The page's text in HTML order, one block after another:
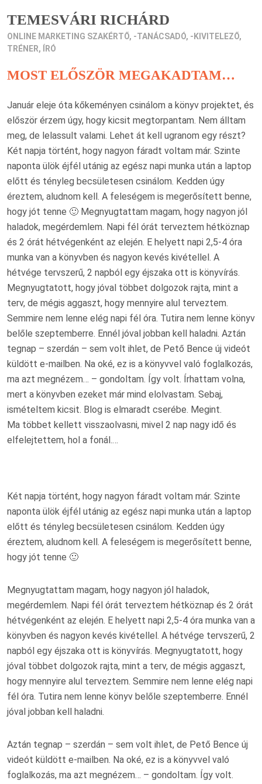
TEMESVÁRI RICHÁRD
ONLINE MARKETING SZAKÉRTŐ, -TANÁCSADÓ, -KIVITELEZŐ,
TRÉNER, ÍRÓ
MOST ELŐSZÖR MEGAKADTAM…
Január eleje óta kőkeményen csinálom a könyv projektet, és
először érzem úgy, hogy kicsit megtorpantam. Nem álltam
meg, de lelassult valami. Lehet át kell ugranom egy részt?
Két napja történt, hogy nagyon fáradt voltam már. Szinte
naponta ülök éjfél utánig az egész napi munka után a laptop
előtt és tényleg becsületesen csinálom. Kedden úgy
éreztem, aludnom kell. A feleségem is megerősített benne,
hogy jót tenne 🙂 Megnyugtattam magam, hogy nagyon jól
haladok, megérdemlem. Napi fél órát terveztem hétköznap
és 2 órát hétvégenként az elején. E helyett napi 2,5-4 óra
munka van a könyvben és nagyon kevés kivétellel. A
hétvége tervszerű, 2 napból egy éjszaka ott is könyvírás.
Megnyugtatott, hogy jóval többet dolgozok rajta, mint a
terv, de mégis aggaszt, hogy mennyire alul terveztem.
Semmire nem lenne elég napi fél óra. Tutira nem lenne könyv
belőle szeptemberre. Ennél jóval jobban kell haladni. Aztán
tegnap – szerdán – sem volt ihlet, de Pető Bence új videót
küldött e-mailben. Na oké, ez is a könyvvel való foglalkozás,
ma azt megnézem… – gondoltam. Így volt. Írhattam volna,
mert a könyvben ezeket már mind elolvastam. Sebaj,
ismételtem kicsit. Blog is elmaradt cserébe. Megint.
Ma többet kellett visszaolvasni, mivel 2 nap nagy idő és
elfelejtettem, hol a fonál.…
Két napja történt, hogy nagyon fáradt voltam már. Szinte
naponta ülök éjfél utánig az egész napi munka után a laptop
előtt és tényleg becsületesen csinálom. Kedden úgy
éreztem, aludnom kell. A feleségem is megerősített benne,
hogy jót tenne 🙂
Megnyugtattam magam, hogy nagyon jól haladok,
megérdemlem. Napi fél órát terveztem hétköznap és 2 órát
hétvégenként az elején. E helyett napi 2,5-4 óra munka van a
könyvben és nagyon kevés kivétellel. A hétvége tervszerű, 2
napból egy éjszaka ott is könyvírás. Megnyugtatott, hogy
jóval többet dolgozok rajta, mint a terv, de mégis aggaszt,
hogy mennyire alul terveztem. Semmire nem lenne elég napi
fél óra. Tutira nem lenne könyv belőle szeptemberre. Ennél
jóval jobban kell haladni.
Aztán tegnap – szerdán – sem volt ihlet, de Pető Bence új
videót küldött e-mailben. Na oké, ez is a könyvvel való
foglalkozás, ma azt megnézem… – gondoltam. Így volt.